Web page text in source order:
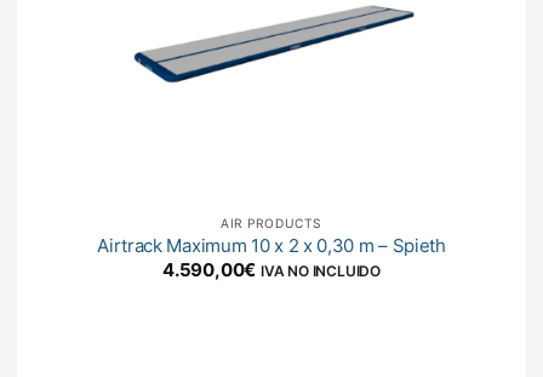
AIR PRODUCTS
Airtrack Maximum 10 x 2 x 0,30 m – Spieth
4.590,00€ IVA NO INCLUIDO